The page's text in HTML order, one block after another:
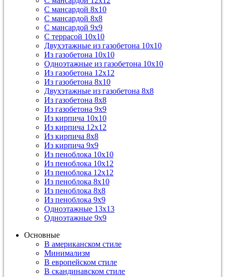
С мансардой 8х10
С мансардой 8х8
С мансардой 9х9
С террасой 10х10
Двухэтажные из газобетона 10х10
Из газобетона 10х10
Одноэтажные из газобетона 10х10
Из газобетона 12х12
Из газобетона 8х10
Двухэтажные из газобетона 8х8
Из газобетона 8х8
Из газобетона 9х9
Из кирпича 10х10
Из кирпича 12х12
Из кирпича 8х8
Из кирпича 9х9
Из пеноблока 10х10
Из пеноблока 10х12
Из пеноблока 12х12
Из пеноблока 8х10
Из пеноблока 8х8
Из пеноблока 9х9
Одноэтажные 13х13
Одноэтажные 9х9
Основные
В американском стиле
Минимализм
В европейском стиле
В скандинавском стиле